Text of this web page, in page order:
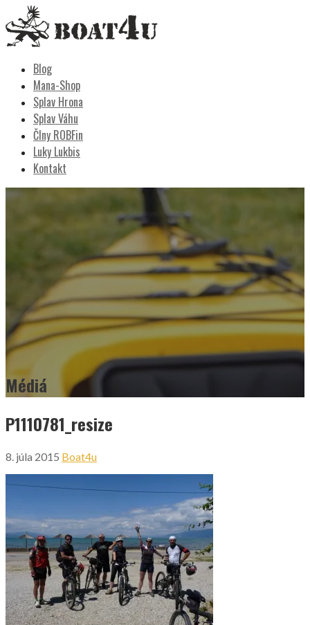
to
content
Blog
Mana-Shop
Splav Hrona
Splav Váhu
Člny ROBFin
Luky Lukbis
Kontakt
Médiá
P1110781_resize
8. júla 2015 Boat4u